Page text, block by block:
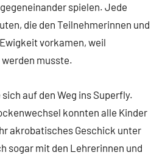
spielen. Jede
die den Teilnehmerinnen und
vorkamen, weil
musste.
auf den Weg ins Superfly.
konnten alle Kinder
akrobatisches Geschick unter
sogar mit den Lehrerinnen und